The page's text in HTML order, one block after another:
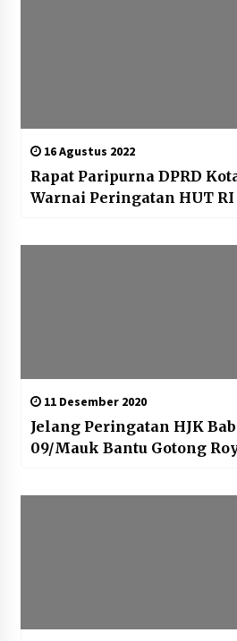
16 Agustus 2022
Rapat Paripurna DPRD
Warnai Peringatan HUT RI
11 Desember 2020
Jelang Peringatan HJK
09/Mauk Bantu Gotong